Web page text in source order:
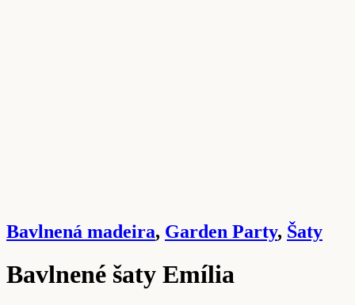
Bavlnená madeira, Garden Party, Šaty
Bavlnené šaty Emília